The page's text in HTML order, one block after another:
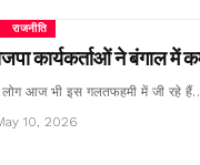
राजनीति
कार्यकर्ताओं ने बंगाल में
लोग आज भी इस गलतफहमी में जी रहे
10, 2026